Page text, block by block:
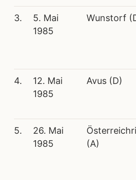
3.
5. Mai
1985
Wunstorf
4.
12. Mai
1985
Avus (D)
5.
26. Mai
1985
(A)